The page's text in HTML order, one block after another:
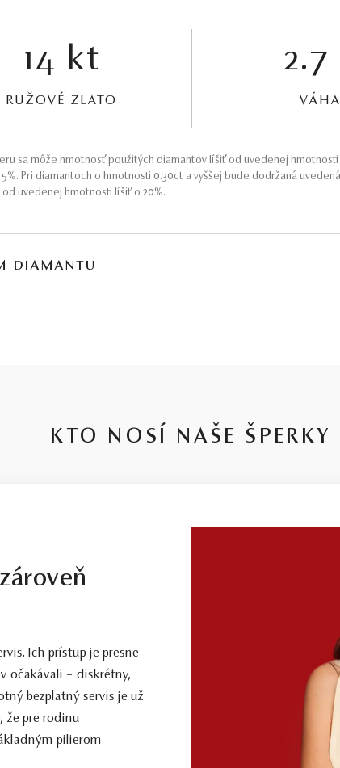
14 kt
RUŽOVÉ ZLATO
2.7
VÁHA
sa môže hmotnosť použitých diamantov líšiť od uvedenej
Pri diamantoch o hmotnosti 0.30ct a vyššej bude dodržaná
uvedenej hmotnosti líšiť o 20%.
DIAMANTU
– čistota SI1, farba J, výbrus Excellent, fluorescencia Medium –
Krátkym vysvetlením je, že jednotlivé stupne v parametroch
stupeň Smart veľmi dobrý pomer kvality a ceny. Kamene tohoto
takmer neviditeľným farebným nádychom, ktorý v žltom či
a dobrú voľbu. Čistota SI1, farba J, výbrus Excellent, fluorescencia
kto požaduje vysokú kvalitu za férovú cenu. Jedná sa o
burze v Antverpách. Čistota SI1, farba H, výbrus Excellent,
krásy, farby a čistoty. Pre tých, ktorí chcú to najlepšie, bez
KTO NOSÍ NAŠE ŠPERKY
Ich prístup je presne
očakávali – diskrétny,
bezplatný servis je už
že pre rodinu
pilierom